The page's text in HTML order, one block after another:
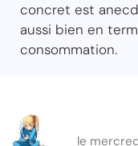
concret est
aussi bien en
consommation.
le